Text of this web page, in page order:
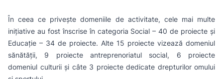
În ceea ce priveşte domeniile de activitate, cele mai multe
iniţiative au fost înscrise în categoria Social – 40 de proiecte şi
Educaţie – 34 de proiecte. Alte 15 proiecte vizează domeniul
sănătăţii, 9 proiecte antreprenoriatul social, 6 proiecte
domeniul culturii şi câte 3 proiecte dedicate drepturilor omului